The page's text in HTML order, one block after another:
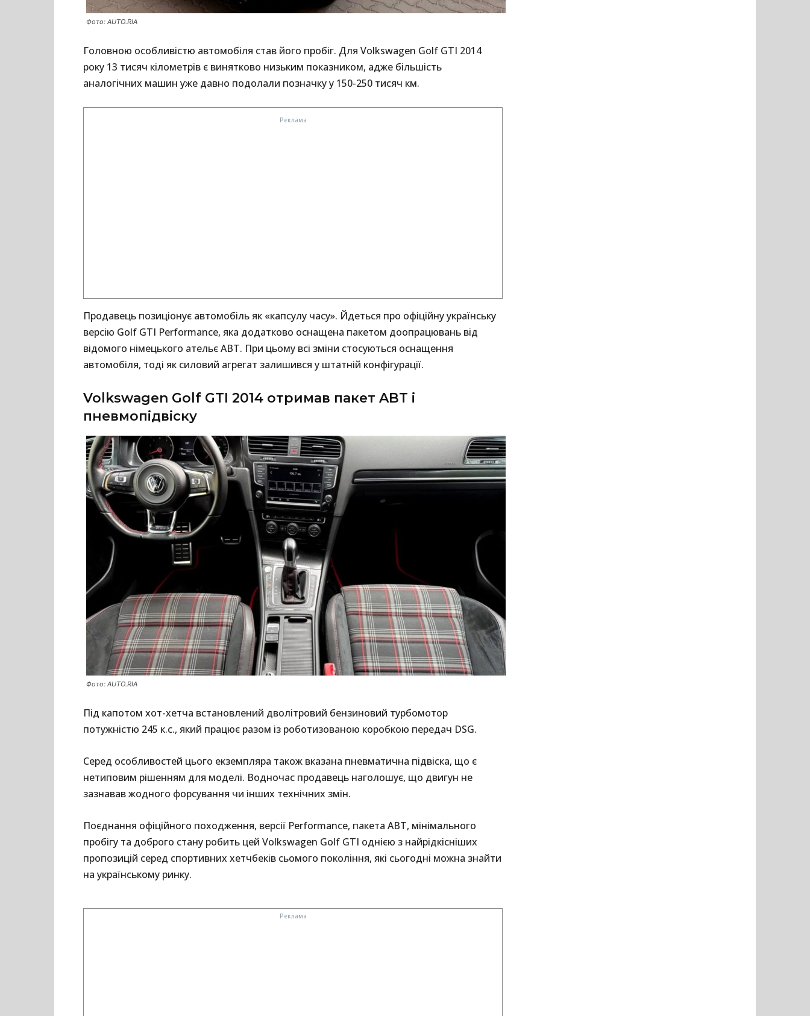
Фото: AUTO.RIA
Головною особливістю автомобіля став його пробіг. Для Volkswagen Golf GTI 2014
року 13 тисяч кілометрів є винятково низьким показником, адже більшість
аналогічних машин уже давно подолали позначку у 150-250 тисяч км.
Продавець позиціонує автомобіль як «капсулу часу». Йдеться про офіційну українську
версію Golf GTI Performance, яка додатково оснащена пакетом доопрацювань від
відомого німецького ательє ABT. При цьому всі зміни стосуються оснащення
автомобіля, тоді як силовий агрегат залишився у штатній конфігурації.
Volkswagen Golf GTI 2014 отримав пакет ABT і
пневмопідвіску
Фото: AUTO.RIA
Під капотом хот-хетча встановлений дволітровий бензиновий турбомотор
потужністю 245 к.с., який працює разом із роботизованою коробкою передач DSG.
Серед особливостей цього екземпляра також вказана пневматична підвіска, що є
нетиповим рішенням для моделі. Водночас продавець наголошує, що двигун не
зазнавав жодного форсування чи інших технічних змін.
Поєднання офіційного походження, версії Performance, пакета ABT, мінімального
пробігу та доброго стану робить цей Volkswagen Golf GTI однією з найрідкісніших
пропозицій серед спортивних хетчбеків сьомого покоління, які сьогодні можна знайти
на українському ринку.